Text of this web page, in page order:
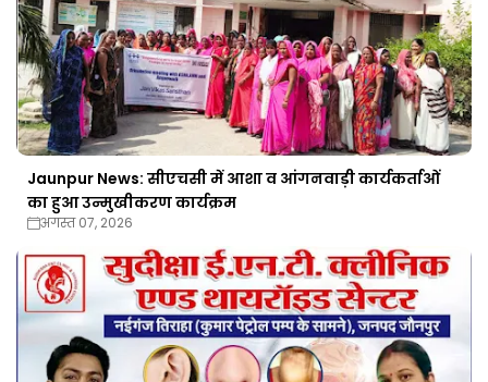
Jaunpur News: सीएचसी में आशा व आंगनवाड़ी कार्यकर्ताओं
का हुआ उन्मुखीकरण कार्यक्रम
अगस्त 07, 2026